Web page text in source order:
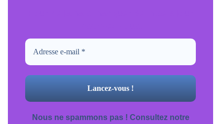
Nous ne spammons pas ! Consultez notre